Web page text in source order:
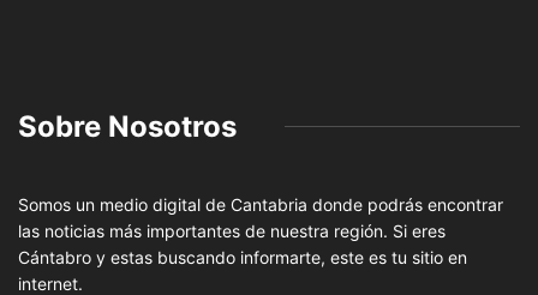
Sobre Nosotros
Somos un medio digital de Cantabria donde podrás encontrar
las noticias más importantes de nuestra región. Si eres
Cántabro y estas buscando informarte, este es tu sitio en
internet.